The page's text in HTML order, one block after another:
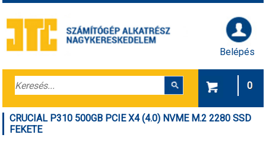
Belépés
0
CRUCIAL P310 500GB PCIE X4 (4.0) NVME M.2 2280 SSD
FEKETE